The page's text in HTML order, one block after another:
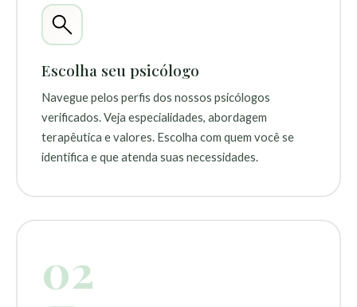
Escolha seu psicólogo
Navegue pelos perfis dos nossos psicólogos
verificados. Veja especialidades, abordagem
terapêutica e valores. Escolha com quem você se
identifica e que atenda suas necessidades.
02